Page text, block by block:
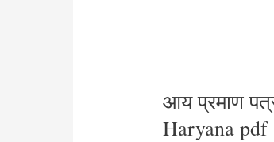
आय प्रमाण
Haryana pdf